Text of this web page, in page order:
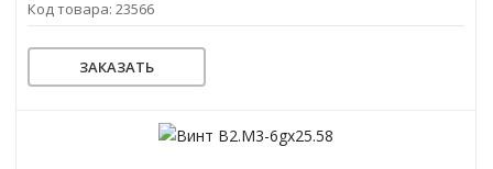
Код товара: 23566
ЗАКАЗАТЬ